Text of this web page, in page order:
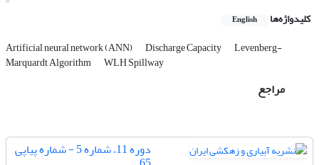
کلیدواژه‌ها English
Artificial neural network (ANN) Discharge Capacity Levenberg-
Marquardt Algorithm WLH Spillway
مراجع
دوره 11، شماره 5 - شماره پیاپی